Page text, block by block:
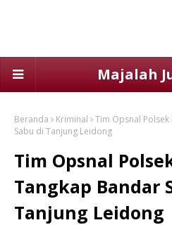
Majalah
Beranda Kriminal
Tim Opsnal
Sabu di Tanjung Leidong
Tim Opsnal
Tangkap Bandar
Tanjung Leidong